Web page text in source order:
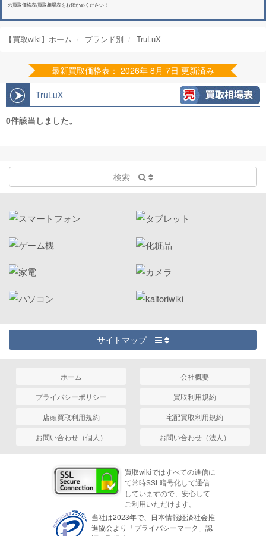
の買取価格表/買取相場表をお確かめください！
【買取wiki】ホーム ブランド別 TruLuX
最新買取価格表： 2026年 8月 7日 更新済み
TruLuX
0件該当しました。
検索
サイトマップ
ホーム
会社概要
プライバシーポリシー
買取利用規約
店頭買取利用規約
宅配買取利用規約
お問い合わせ（個人）
お問い合わせ（法人）
買取wikiではすべての通信に
て常時SSL暗号化して通信
していますので、安心して
ご利用いただけます。
当社は2023年で、日本情報経済社会推
進協会より「プライバシーマーク」認